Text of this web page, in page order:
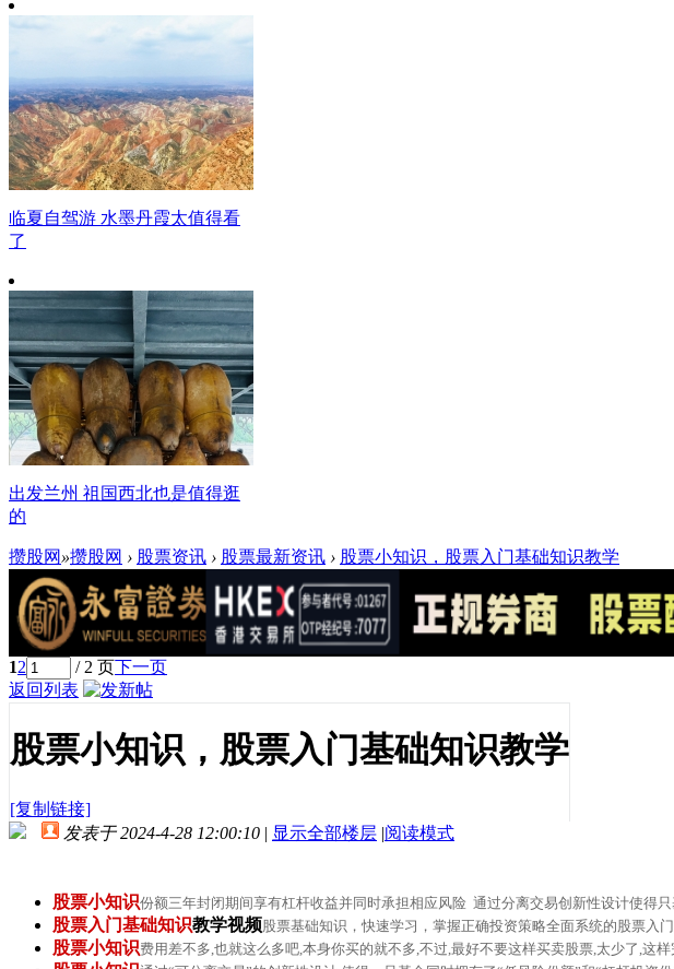
临夏自驾游 水墨丹霞太值得看
了
出发兰州 祖国西北也是值得逛
的
攒股网 »攒股网 › 股票资讯 › 股票最新资讯 › 股票小知识，股票入门基础知识教学
12 / 2 页下一页
返回列表
股票小知识，股票入门基础知识教学
[复制链接]
发表于 2024-4-28 12:00:10 | 显示全部楼层 |阅读模式
股票小知识份额三年封闭期间享有杠杆收益并同时承担相应风险 通过分离交易创新性设计使得
股票入门基础知识教学视频股票基础知识，快速学习，掌握正确投资策略全面系统的股票入
股票小知识费用差不多,也就这么多吧,本身你买的就不多,不过,最好不要这样买卖股票,太少了,这